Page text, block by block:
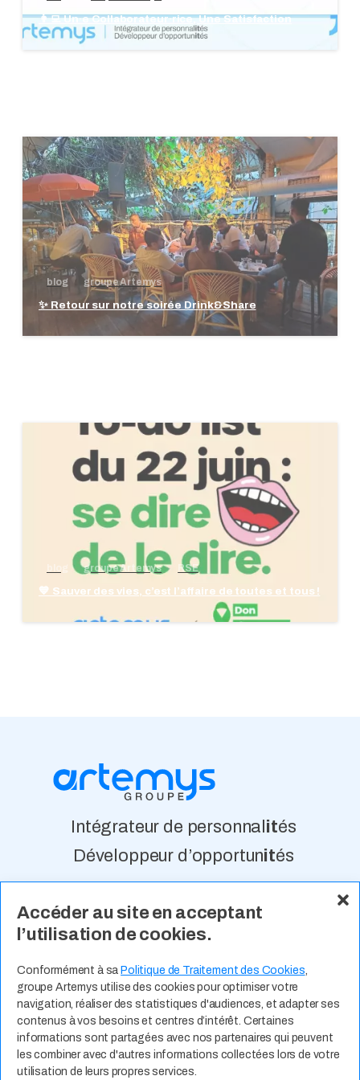
Accéder au site en acceptant
l’utilisation de cookies.
Conformément à sa Politique de Traitement des Cookies,
groupe Artemys utilise des cookies pour optimiser votre
navigation, réaliser des statistiques d'audiences, et adapter ses
contenus à vos besoins et centres d’intérêt. Certaines
informations sont partagées avec nos partenaires qui peuvent
les combiner avec d'autres informations collectées lors de votre
utilisation de leurs propres services.
👩‍💻 Un·e Collaborateur·rice, Une Satisfaction
blog groupe Artemys
✨ Retour sur notre soirée Drink&Share
groupe Artemys RSE
💙 Sauver des vies, c’est l’affaire de toutes et tous !
Intégrateur de personnal ités
Développeur d’opportunités
À Propos Nos Valeurs Actualité
Contact Expertises Métiers
Espace Talents Offres d’Emploi
Candidature Spontanée